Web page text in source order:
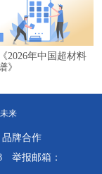
2026年中国超材料
》
来
品牌合作
举报邮箱：